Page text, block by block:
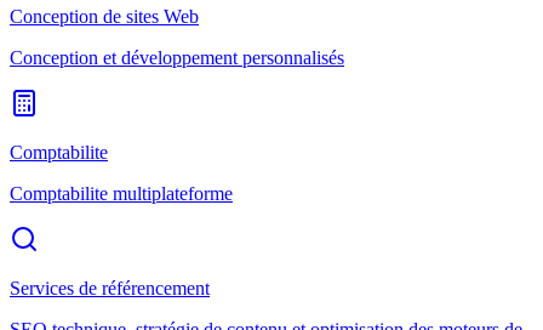
Conception de sites Web
Conception et développement personnalisés
Comptabilite
Comptabilite multiplateforme
Services de référencement